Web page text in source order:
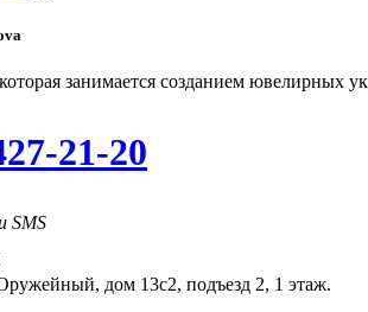
занимается созданием ювелирных
21-20
SMS
дом 13с2, подъезд 2, 1 этаж.